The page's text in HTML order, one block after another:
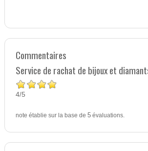
Commentaires
Service de rachat de bijoux et
4/5
note établie sur la base de 5évaluations.